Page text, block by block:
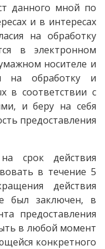
данного мной по
и в интересах
на обработку
в электронном
носителе и
на обработку и
в соответствии с
и беру на себя
предоставления
срок действия
в течение 5
действия
был заключен, в
предоставления
в любой момент
конкретного